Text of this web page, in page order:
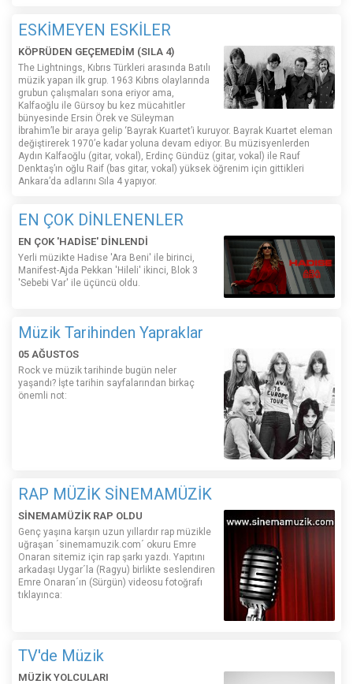
ESKİMEYEN ESKİLER
KÖPRÜDEN GEÇEMEDİM (SILA 4)
The Lightnings, Kıbrıs Türkleri arasında Batılı
müzik yapan ilk grup. 1963 Kıbrıs olaylarında
grubun çalışmaları sona eriyor ama,
Kalfaoğlu ile Gürsoy bu kez mücahitler
bünyesinde Ersin Örek ve Süleyman
İbrahim’le bir araya gelip ‘Bayrak Kuartet’i kuruyor. Bayrak Kuartet eleman
değiştirerek 1970’e kadar yoluna devam ediyor. Bu müzisyenlerden
Aydın Kalfaoğlu (gitar, vokal), Erdinç Gündüz (gitar, vokal) ile Rauf
Denktaş’ın oğlu Raif (bas gitar, vokal) yüksek öğrenim için gittikleri
Ankara’da adlarını Sıla 4 yapıyor.
EN ÇOK DİNLENENLER
EN ÇOK 'HADİSE' DİNLENDİ
Yerli müzikte Hadise 'Ara Beni' ile birinci,
Manifest-Ajda Pekkan 'Hileli' ikinci, Blok 3
'Sebebi Var' ile üçüncü oldu.
Müzik Tarihinden Yapraklar
05 AĞUSTOS
Rock ve müzik tarihinde bugün neler
yaşandı? İşte tarihin sayfalarından birkaç
önemli not:
RAP MÜZİK SİNEMAMÜZİK
SİNEMAMÜZİK RAP OLDU
Genç yaşına karşın uzun yıllardır rap müzikle
uğraşan ´sinemamuzik.com´ okuru Emre
Onaran sitemiz için rap şarkı yazdı. Yapıtını
arkadaşı Uygar´la (Ragyu) birlikte seslendiren
Emre Onaran´ın (Sürgün) videosu fotoğrafı
tıklayınca:
TV'de Müzik
MÜZİK YOLCULARI